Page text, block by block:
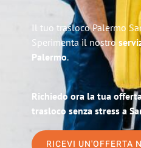
Il tuo trasloco Palermo
Sperimenta il nostro
Palermo.
Richiedo ora la tua
trasloco senza stress a
RICEVI UN'OFFERTA